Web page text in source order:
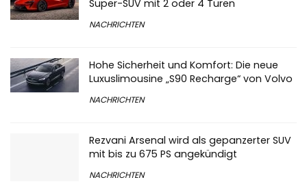
Super-SUV mit 2 oder 4 Türen
NACHRICHTEN
Hohe Sicherheit und Komfort: Die neue
Luxuslimousine „S90 Recharge“ von Volvo
NACHRICHTEN
Rezvani Arsenal wird als gepanzerter SUV
mit bis zu 675 PS angekündigt
NACHRICHTEN